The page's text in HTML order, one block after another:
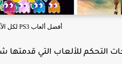
أفضل ألعاب PS3 لكل الأوقات